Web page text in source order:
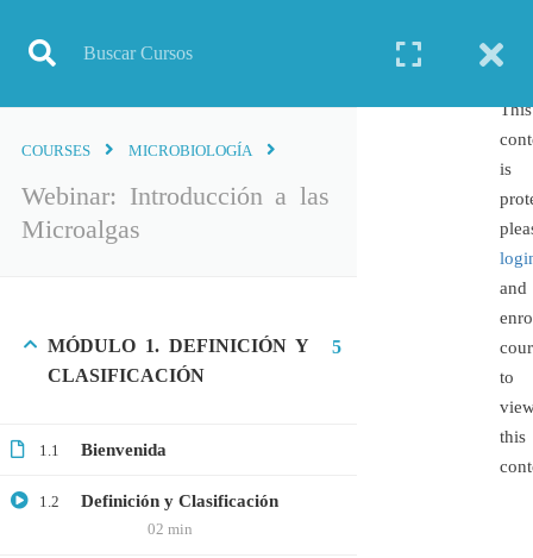
Webinar: Introducción a las Microalgas
COURSES MICROBIOLOGÍA
Webinar: Introducción a las
Microalgas
MÓDULO 1. DEFINICIÓN Y
CLASIFICACIÓN
5
1.1 Bienvenida
1.2 Definición y Clasificación
02 min
This
is
and
to
this
TODOS LOS CURSOS
BIOQUÍMICA
BIOTECNOLOGÍA
ESPECIALIZACIÓN